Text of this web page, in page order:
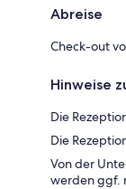
Abreise
Check-out
Hinweise
Die
Die
Von der
werden ggf.